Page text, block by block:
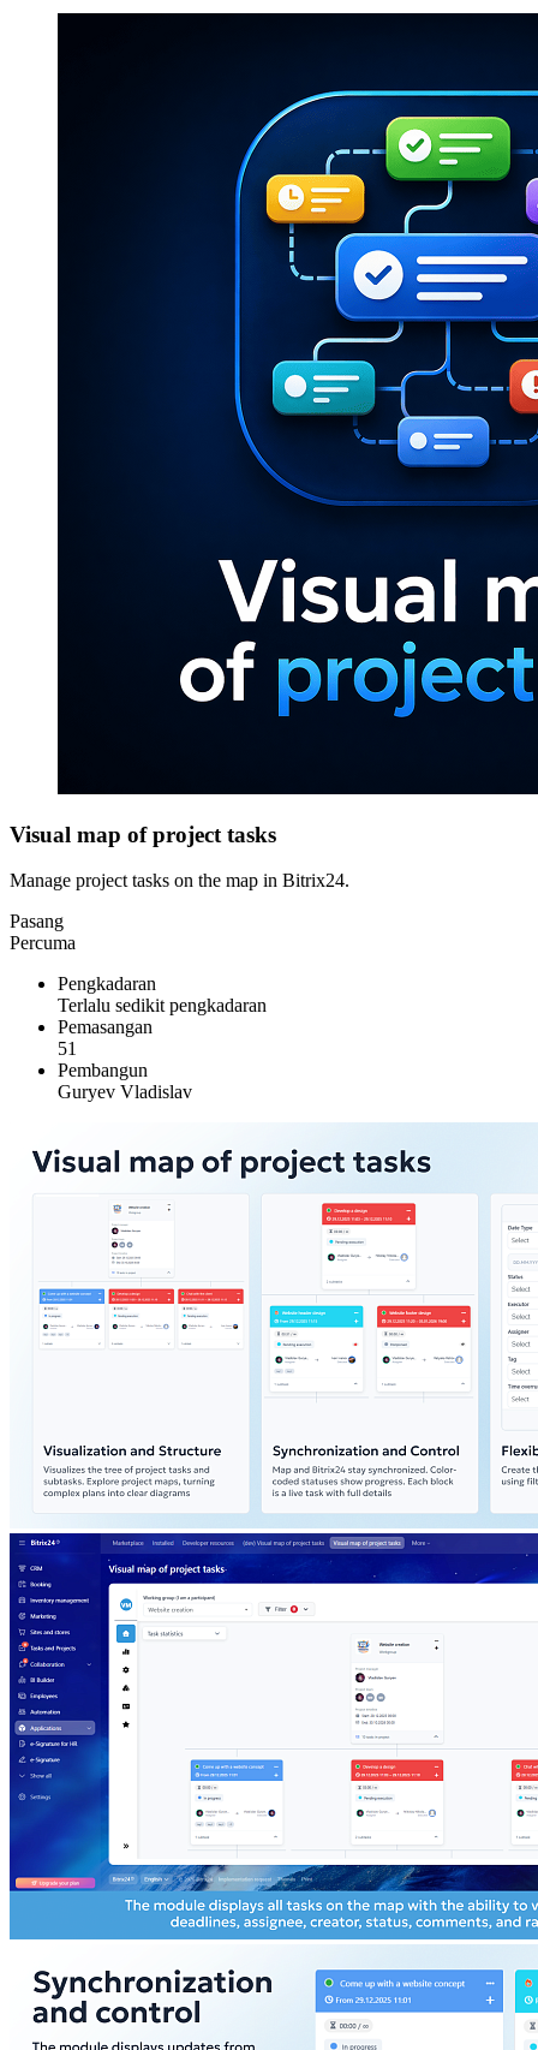
Visual map of project tasks
Manage project tasks on the map in Bitrix24.
Pasang
Percuma
Pengkadaran
Terlalu sedikit pengkadaran
Pemasangan
51
Pembangun
Guryev Vladislav